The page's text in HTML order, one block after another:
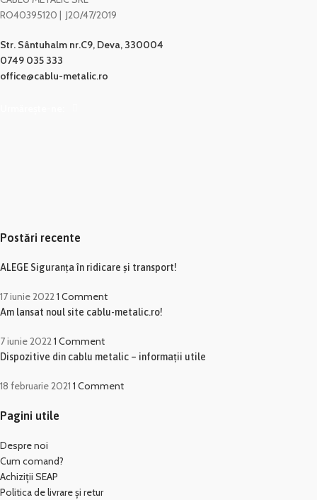
RO40395120 | J20/47/2019
Str. Sântuhalm nr.C9, Deva, 330004
0749 035 333
office@cablu-metalic.ro
Postări recente
ALEGE Siguranța în ridicare și transport!
17 iunie 2022 1 Comment
Am lansat noul site cablu-metalic.ro!
7 iunie 2022 1 Comment
Dispozitive din cablu metalic – informații utile
18 februarie 2021 1 Comment
Pagini utile
Despre noi
Cum comand?
Achiziții SEAP
Politica de livrare și retur